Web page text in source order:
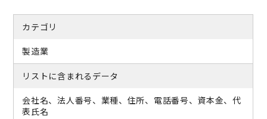
カテゴリ
製造業
リストに含まれるデータ
会社名、法人番号、業種、住所、電話番号、資本金、代
表氏名